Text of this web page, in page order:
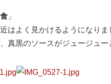
」
はよく見かけるようになりま
真黒のソースがジュージュ